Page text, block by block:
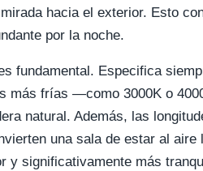
hacia el exterior. Esto
por la noche.
fundamental. Especifica
más frías —como 3000K o
natural. Además, las
una sala de estar al aire
y significativamente más